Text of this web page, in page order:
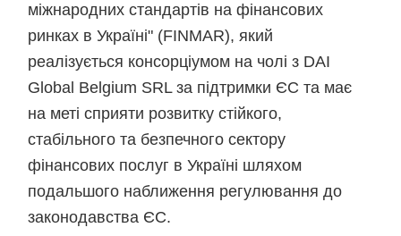
міжнародних стандартів на фінансових
ринках в Україні" (FINMAR), який
реалізується консорціумом на чолі з DAI
Global Belgium SRL за підтримки ЄС та має
на меті сприяти розвитку стійкого,
стабільного та безпечного сектору
фінансових послуг в Україні шляхом
подальшого наближення регулювання до
законодавства ЄС.